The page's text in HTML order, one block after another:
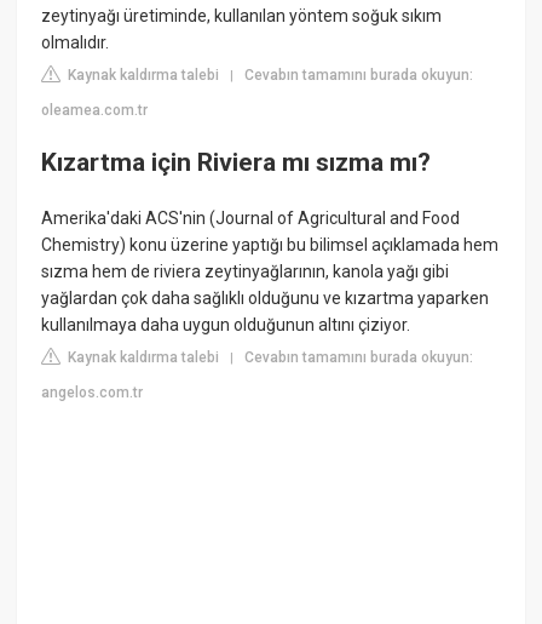
zeytinyağı üretiminde, kullanılan yöntem soğuk sıkım
olmalıdır.
Kaynak kaldırma talebi |Cevabın tamamını burada okuyun:
oleamea.com.tr
Kızartma için Riviera mı sızma mı?
Amerika'daki ACS'nin (Journal of Agricultural and Food
Chemistry) konu üzerine yaptığı bu bilimsel açıklamada hem
sızma hem de riviera zeytinyağlarının, kanola yağı gibi
yağlardan çok daha sağlıklı olduğunu ve kızartma yaparken
kullanılmaya daha uygun olduğunun altını çiziyor.
Kaynak kaldırma talebi |Cevabın tamamını burada okuyun:
angelos.com.tr